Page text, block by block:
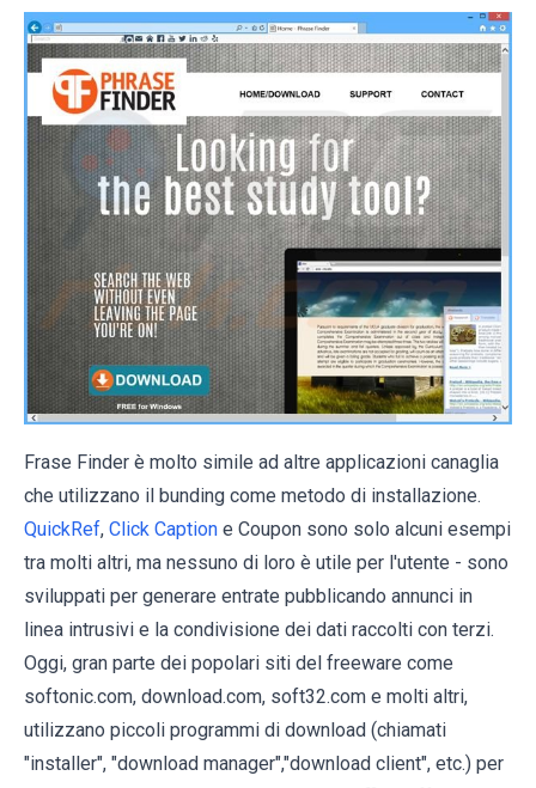
Frase Finder è molto simile ad altre applicazioni canaglia
che utilizzano il bunding come metodo di installazione.
QuickRef, Click Caption e Coupon sono solo alcuni esempi
tra molti altri, ma nessuno di loro è utile per l'utente - sono
sviluppati per generare entrate pubblicando annunci in
linea intrusivi e la condivisione dei dati raccolti con terzi.
Oggi, gran parte dei popolari siti del freeware come
softonic.com, download.com, soft32.com e molti altri,
utilizzano piccoli programmi di download (chiamati
"installer", "download manager","download client", etc.) per